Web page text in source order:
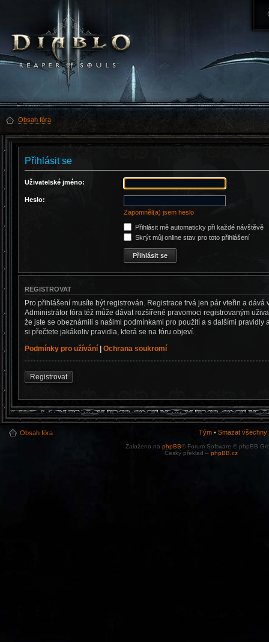
Obsah fóra
Přihlásit se
Uživatelské jméno:
Heslo:
Zapomněl(a) jsem heslo
Přihlásit mě automaticky při každé návštěvě
Skrýt můj online stav pro toto přihlášení
REGISTROVAT
Pro přihlášení musíte být registrován. Registrace trvá jen pár vteřin a dává
Administrátor fóra též může dávat rozšířené pravomoci registrovaným
že jste se obeznámili s našimi podmínkami pro použití a s dalšími pravidly
si přečtete jakákoliv pravidla, která se na fóru objeví.
Podmínky pro užívání
Ochrana soukromí
Registrovat
Obsah fóra Tým • Smazat
Založeno na phpBB® Forum Software © phpBB
Český překlad – phpBB.cz